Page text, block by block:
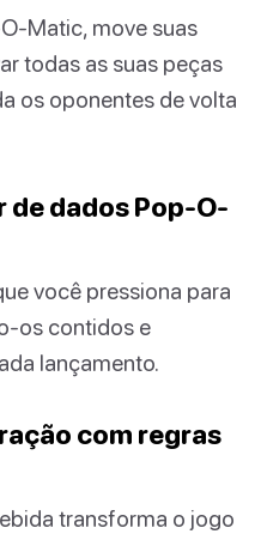
Matic, move suas
todas as suas peças
os oponentes de volta
de dados Pop-O-
você pressiona para
os contidos e
lançamento.
com regras
transforma o jogo